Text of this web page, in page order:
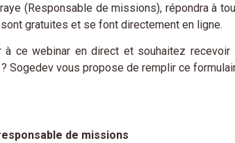
(Responsable de missions), répondra à
gratuites et se font directement en ligne.
à ce webinar en direct et souhaitez
Sogedev vous propose de remplir ce
de missions